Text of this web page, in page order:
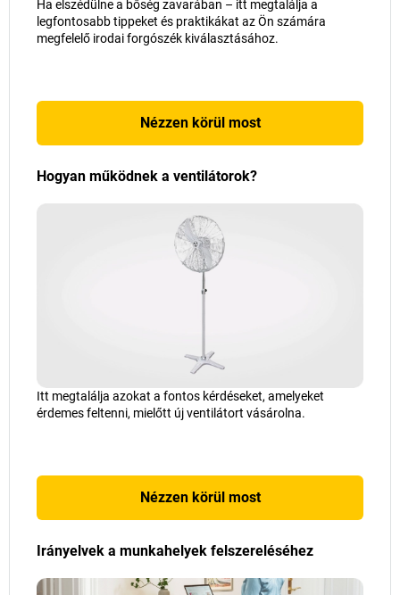
Ha elszédülne a bőség zavarában – itt megtalálja a
legfontosabb tippeket és praktikákat az Ön számára
megfelelő irodai forgószék kiválasztásához.
Nézzen körül most
Hogyan működnek a ventilátorok?
Itt megtalálja azokat a fontos kérdéseket, amelyeket
érdemes feltenni, mielőtt új ventilátort vásárolna.
Nézzen körül most
Irányelvek a munkahelyek felszereléséhez